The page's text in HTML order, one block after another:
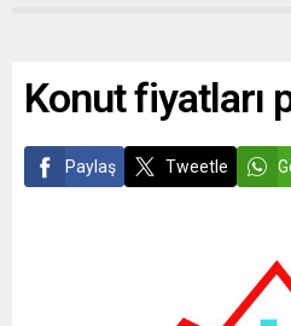
Konut fiyatları
Paylaş Tweetle